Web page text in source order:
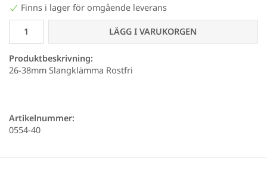
Finns i lager för omgående leverans
LÄGG I VARUKORGEN
Produktbeskrivning:
26-38mm Slangklämma Rostfri
Artikelnummer:
0554-40